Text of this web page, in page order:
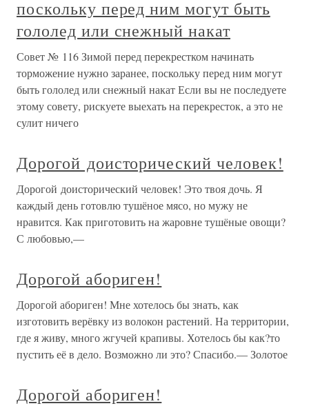
поскольку перед ним могут быть
гололед или снежный накат
Совет № 116 Зимой перед перекрестком начинать
торможение нужно заранее, поскольку перед ним могут
быть гололед или снежный накат Если вы не последуете
этому совету, рискуете выехать на перекресток, а это не
сулит ничего
Дорогой доисторический человек!
Дорогой доисторический человек! Это твоя дочь. Я
каждый день готовлю тушёное мясо, но мужу не
нравится. Как приготовить на жаровне тушёные овощи?
С любовью,—
Дорогой абориген!
Дорогой абориген! Мне хотелось бы знать, как
изготовить верёвку из волокон растений. На территории,
где я живу, много жгучей крапивы. Хотелось бы как?то
пустить её в дело. Возможно ли это? Спасибо.— Золотое
Дорогой абориген!